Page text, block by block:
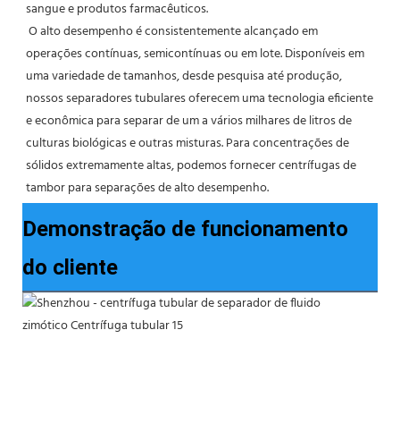
sangue e produtos farmacêuticos.
operações contínuas, semicontínuas ou em lote. Disponíveis em
uma variedade de tamanhos, desde pesquisa até produção,
nossos separadores tubulares oferecem uma tecnologia eficiente
e econômica para separar de um a vários milhares de litros de
culturas biológicas e outras misturas. Para concentrações de
sólidos extremamente altas, podemos fornecer centrífugas de
tambor para separações de alto desempenho.
Demonstração de funcionamento
do cliente